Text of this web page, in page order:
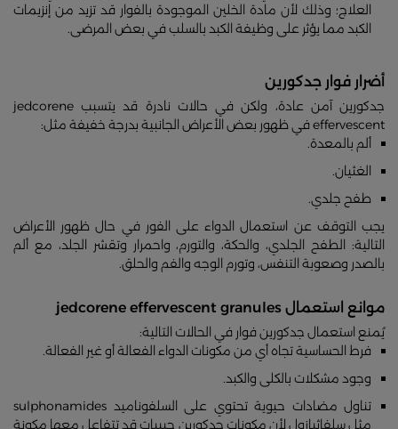
العلاج؛ وذلك لأن مادة الخلين الموجودة بالفوار قد تزيد من إنزيمات
الكبد مما يؤثر على وظيفة الكبد بالسلب في بعض المرضى.
أضرار فوار جدكورين
جدكورين آمن عادة، ولكن في حالات نادرة قد يتسبب jedcorene
effervescent في ظهور بعض الأعراض الجانبية بدرجة خفيفة مثل:
ألم بالمعدة.
الغثيان.
طفح جلدي.
يجب التوقف عن استعمال الدواء على الفور في حال ظهور الأعراض
التالية: الطفح الجلدي، والحكة، والتورم، واحمرار وتقشر الجلد، مع ألم
بالصدر وصعوبة التنفس، وتورم الوجه والفم والحلق.
موانع استعمال jedcorene effervescent granules
يُمنع استعمال جدكورين فوار في الحالات التالية:
فرط الحساسية تجاه أي من مكونات الدواء الفعالة أو غير الفعالة.
وجود مشكلات بالكلى والكبد.
تناول مضادات حيوية تحتوي على السلفوناميد sulphonamides
مثل سلفاثيازول لأن مكونات جدكورين حبيبات قد تتفاعل معها مكونة